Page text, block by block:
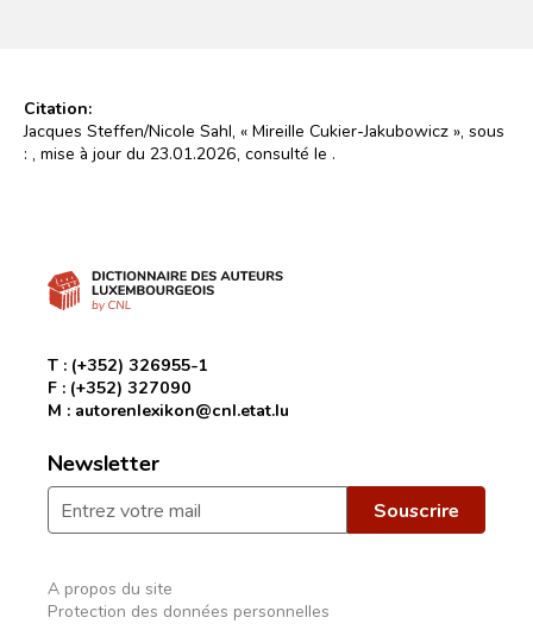
Citation:
Jacques Steffen/Nicole Sahl, « Mireille Cukier-Jakubowicz », sous
: , mise à jour du 23.01.2026, consulté le .
T : (+352) 326955-1
F : (+352) 327090
M : autorenlexikon@cnl.etat.lu
Newsletter
A propos du site
Protection des données personnelles